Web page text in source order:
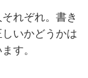
れぞれ。書き
いかどうかは
す。